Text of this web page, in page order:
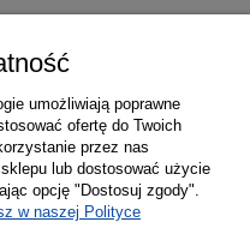
GSM
T2 mocny 5
umożliwiają poprawne
ofertę do Twoich
przez nas
lub dostosować użycie
opcję "Dostosuj zgody".
w naszej Polityce